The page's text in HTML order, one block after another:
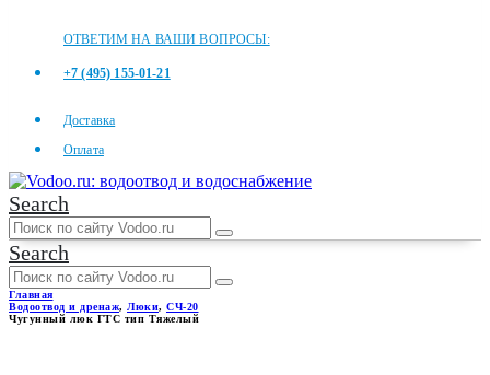
ОТВЕТИМ НА ВАШИ ВОПРОСЫ:
+7 (495) 155-01-21
Доставка
Оплата
Search
Search
Главная
Водоотвод и дренаж, Люки, СЧ-20
Чугунный люк ГТС тип Тяжелый